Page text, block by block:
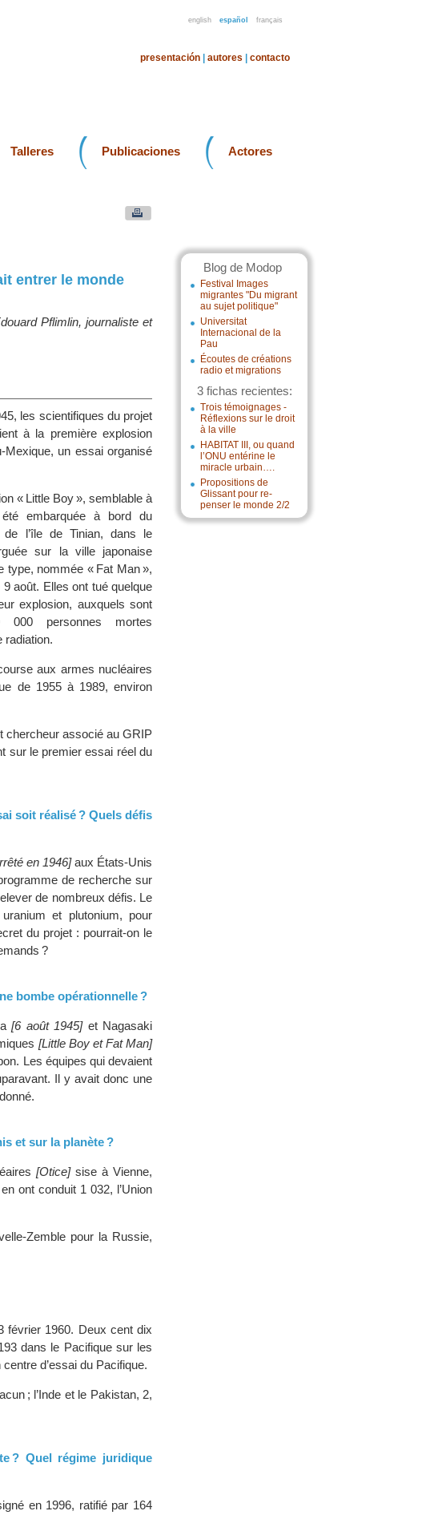
english español français
presentación autores contacto
Talleres Publicaciones Actores
Blog de Modop
Festival Images
migrantes "Du migrant
au sujet politique"
Universitat
Internacional de la
Pau
Écoutes de créations
radio et migrations
3 fichas recientes:
Trois témoignages -
Réflexions sur le droit
à la ville
HABITAT III, ou quand
l’ONU entérine le
miracle urbain….
Propositions de
Glissant pour re-
penser le monde 2/2
entrer le monde
Pflimlin, journaliste et
les scientifiques du projet
à la première explosion
Mexique, un essai organisé
« Little Boy », semblable à
embarquée à bord du
de l’île de Tinian, dans le
sur la ville japonaise
type, nommée « Fat Man »,
août. Elles ont tué quelque
explosion, auxquels sont
personnes mortes
radiation.
aux armes nucléaires
de 1955 à 1989, environ
chercheur associé au GRIP
sur le premier essai réel du
soit réalisé ? Quels défis
en 1946]aux États-Unis
de recherche sur
de nombreux défis. Le
et plutonium, pour
du projet : pourrait-on le
?
bombe opérationnelle ?
[6 août 1945]et Nagasaki
[Little Boy et Fat Man]
Les équipes qui devaient
Il y avait donc une
et sur la planète ?
[Otice]sise à Vienne,
ont conduit 1 032, l’Union
Zemble pour la Russie,
février 1960. Deux cent dix
dans le Pacifique sur les
d’essai du Pacifique.
; l’Inde et le Pakistan, 2,
? Quel régime juridique
en 1996, ratifié par 164